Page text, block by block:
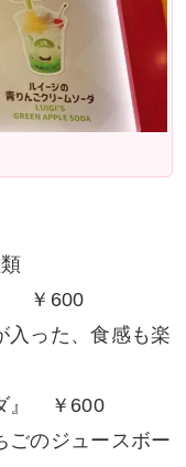
￥600
った、食感も楽
』 ￥600
のジュースボー